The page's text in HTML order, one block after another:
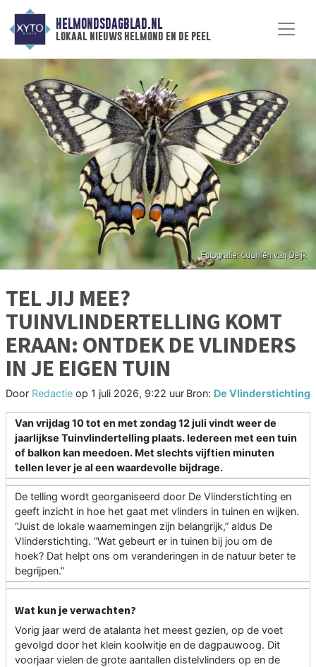
HELMONDSDAGBLAD.NL
lokaal nieuws helmond en de peel
TEL JIJ MEE?
TUINVLINDERTELLING KOMT
ERAAN: ONTDEK DE VLINDERS
IN JE EIGEN TUIN
Door Redactie op 1 juli 2026, 9:22 uur Bron: De Vlinderstichting
Van vrijdag 10 tot en met zondag 12 juli vindt weer de
jaarlijkse Tuinvlindertelling plaats. Iedereen met een tuin
of balkon kan meedoen. Met slechts vijftien minuten
tellen lever je al een waardevolle bijdrage.
De telling wordt georganiseerd door De Vlinderstichting en
geeft inzicht in hoe het gaat met vlinders in tuinen en wijken.
“Juist de lokale waarnemingen zijn belangrijk,” aldus De
Vlinderstichting. “Wat gebeurt er in tuinen bij jou om de
hoek? Dat helpt ons om veranderingen in de natuur beter te
begrijpen.”
Wat kun je verwachten?
Vorig jaar werd de atalanta het meest gezien, op de voet
gevolgd door het klein koolwitje en de dagpauwoog. Dit
voorjaar vielen de grote aantallen distelvlinders op en de